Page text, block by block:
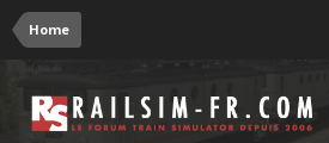
Home